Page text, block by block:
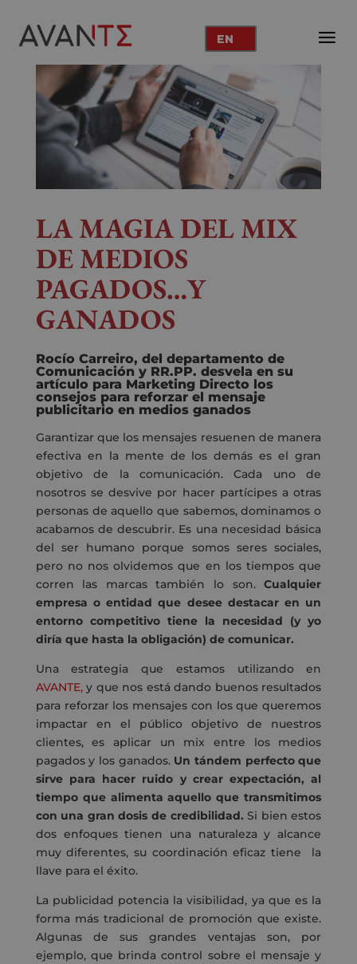
EN
LA MAGIA DEL MIX
DE MEDIOS
PAGADOS…Y
GANADOS
Rocío Carreiro, del departamento de
Comunicación y RR.PP. desvela en su
artículo para Marketing Directo los
consejos para reforzar el mensaje
publicitario en medios ganados
Garantizar que los mensajes resuenen de manera
efectiva en la mente de los demás es el gran
objetivo de la comunicación. Cada uno de
nosotros se desvive por hacer partícipes a otras
personas de aquello que sabemos, dominamos o
acabamos de descubrir. Es una necesidad básica
del ser humano porque somos seres sociales,
pero no nos olvidemos que en los tiempos que
corren las marcas también lo son. Cualquier
empresa o entidad que desee destacar en un
entorno competitivo tiene la necesidad (y yo
diría que hasta la obligación) de comunicar.
Una estrategia que estamos utilizando en
AVANTE,y que nos está dando buenos resultados
para reforzar los mensajes con los que queremos
impactar en el público objetivo de nuestros
clientes, es aplicar un mix entre los medios
pagados y los ganados. Un tándem perfecto que
sirve para hacer ruido y crear expectación, al
tiempo que alimenta aquello que transmitimos
con una gran dosis de credibilidad. Si bien estos
dos enfoques tienen una naturaleza y alcance
muy diferentes, su coordinación eficaz tiene la
llave para el éxito.
La publicidad potencia la visibilidad, ya que es la
forma más tradicional de promoción que existe.
Algunas de sus grandes ventajas son, por
ejemplo, que brinda control sobre el mensaje y